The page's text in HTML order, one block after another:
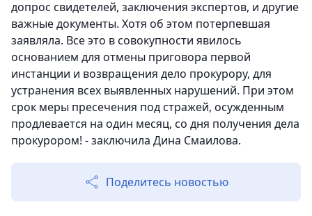
допрос свидетелей, заключения экспертов, и другие
важные документы. Хотя об этом потерпевшая
заявляла. Все это в совокупности явилось
основанием для отмены приговора первой
инстанции и возвращения дело прокурору, для
устранения всех выявленных нарушений. При этом
срок меры пресечения под стражей, осужденным
продлевается на один месяц, со дня получения дела
прокурором! - заключила Дина Смаилова.
Поделитесь новостью